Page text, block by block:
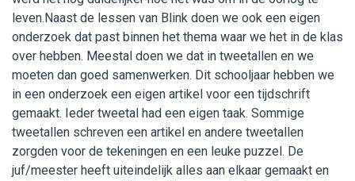
leven.Naast de lessen van Blink doen we ook een eigen
onderzoek dat past binnen het thema waar we het in de klas
over hebben. Meestal doen we dat in tweetallen en we
moeten dan goed samenwerken. Dit schooljaar hebben we
in een onderzoek een eigen artikel voor een tijdschrift
gemaakt. Ieder tweetal had een eigen taak. Sommige
tweetallen schreven een artikel en andere tweetallen
zorgden voor de tekeningen en een leuke puzzel. De
juf/meester heeft uiteindelijk alles aan elkaar gemaakt en